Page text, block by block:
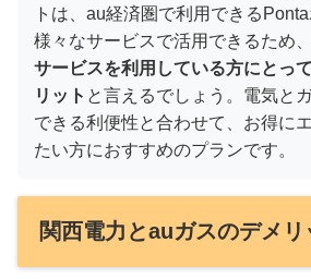
トは、au経済圏で利用できるPonta
様々なサービスで活用できるため、
サービスを利用している方にとっ
リット と言えるでしょう。電気と
できる利便性と合わせて、お得に
たい方におすすめのプランです。
関西電力とauガスのデメリ